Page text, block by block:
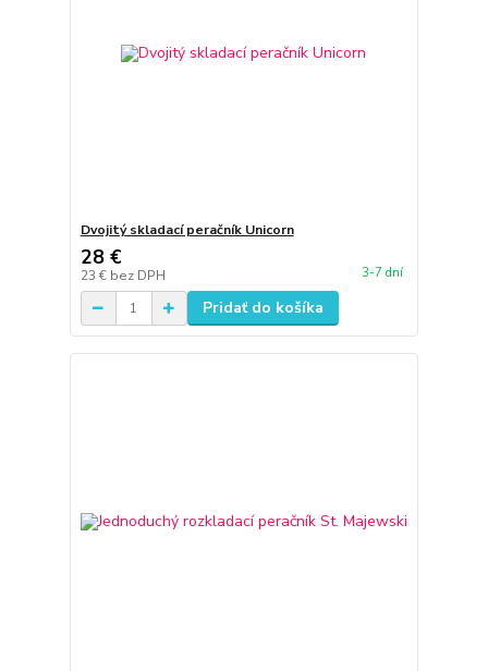
Dvojitý skladací peračník Unicorn
28 €
23 € bez DPH 3-7 dní
Pridať do košíka